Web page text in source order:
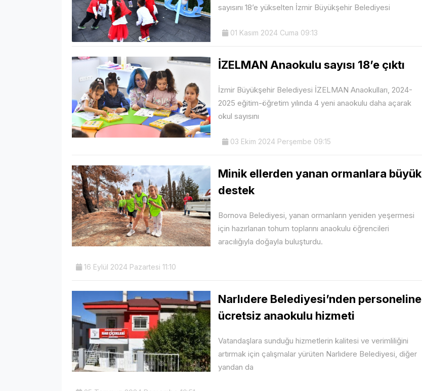
sayısını 18’e yükselten İzmir Büyükşehir Belediyesi
01 Kasım 2024 Cuma 09:13
İZELMAN Anaokulu sayısı 18’e çıktı
İzmir Büyükşehir Belediyesi İZELMAN Anaokulları, 2024-
2025 eğitim-öğretim yılında 4 yeni anaokulu daha açarak
okul sayısını
03 Ekim 2024 Perşembe 09:15
Minik ellerden yanan ormanlara büyük
destek
Bornova Belediyesi, yanan ormanların yeniden yeşermesi
için hazırlanan tohum toplarını anaokulu öğrencileri
aracılığıyla doğayla buluşturdu.
16 Eylül 2024 Pazartesi 11:10
Narlıdere Belediyesi’nden personeline
ücretsiz anaokulu hizmeti
Vatandaşlara sunduğu hizmetlerin kalitesi ve verimliliğini
artırmak için çalışmalar yürüten Narlıdere Belediyesi, diğer
yandan da